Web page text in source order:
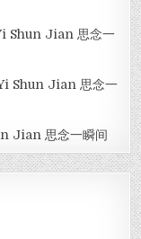
Shun Jian 思念一
Shun Jian 思念一
Jian 思念一瞬间